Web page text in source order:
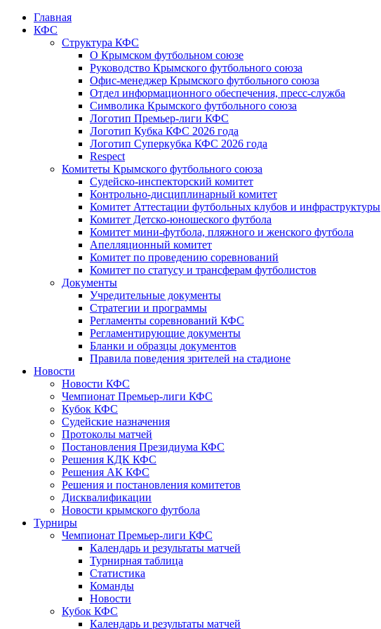
Главная
КФС
Структура КФС
О Крымском футбольном союзе
Руководство Крымского футбольного союза
Офис-менеджер Крымского футбольного союза
Отдел информационного обеспечения, пресс-служба
Символика Крымского футбольного союза
Логотип Премьер-лиги КФС
Логотип Кубка КФС 2026 года
Логотип Суперкубка КФС 2026 года
Respect
Комитеты Крымского футбольного союза
Судейско-инспекторский комитет
Контрольно-дисциплинарный комитет
Комитет Аттестации футбольных клубов и инфраструктуры
Комитет Детско-юношеского футбола
Комитет мини-футбола, пляжного и женского футбола
Апелляционный комитет
Комитет по проведению соревнований
Комитет по статусу и трансферам футболистов
Документы
Учредительные документы
Стратегии и программы
Регламенты соревнований КФС
Регламентирующие документы
Бланки и образцы документов
Правила поведения зрителей на стадионе
Новости
Новости КФС
Чемпионат Премьер-лиги КФС
Кубок КФС
Судейские назначения
Протоколы матчей
Постановления Президиума КФС
Решения КДК КФС
Решения АК КФС
Решения и постановления комитетов
Дисквалификации
Новости крымского футбола
Турниры
Чемпионат Премьер-лиги КФС
Календарь и результаты матчей
Турнирная таблица
Статистика
Команды
Новости
Кубок КФС
Календарь и результаты матчей